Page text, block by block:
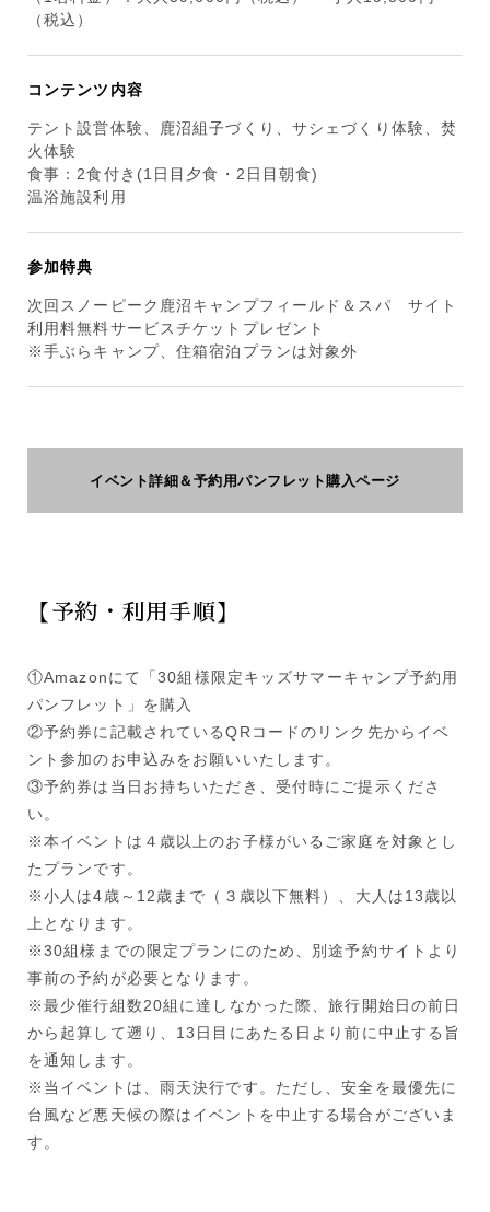
（税込）
コンテンツ内容
テント設営体験、鹿沼組子づくり、サシェづくり体験、焚
火体験
食事：2食付き(1日目夕食・2日目朝食)
温浴施設利用
参加特典
次回スノーピーク鹿沼キャンプフィールド＆スパ サイト
利用料無料サービスチケットプレゼント
※手ぶらキャンプ、住箱宿泊プランは対象外
イベント詳細＆予約用パンフレット購入ページ
【予約・利用手順】
①Amazonにて「30組様限定キッズサマーキャンプ予約用
パンフレット」を購入
②予約券に記載されているQRコードのリンク先からイベ
ント参加のお申込みをお願いいたします。
③予約券は当日お持ちいただき、受付時にご提示くださ
い。
※本イベントは４歳以上のお子様がいるご家庭を対象とし
たプランです。
※小人は4歳～12歳まで（３歳以下無料）、大人は13歳以
上となります。
※30組様までの限定プランにのため、別途予約サイトより
事前の予約が必要となります。
※最少催行組数20組に達しなかった際、旅行開始日の前日
から起算して遡り、13日目にあたる日より前に中止する旨
を通知します。
※当イベントは、雨天決行です。ただし、安全を最優先に
台風など悪天候の際はイベントを中止する場合がございま
す。